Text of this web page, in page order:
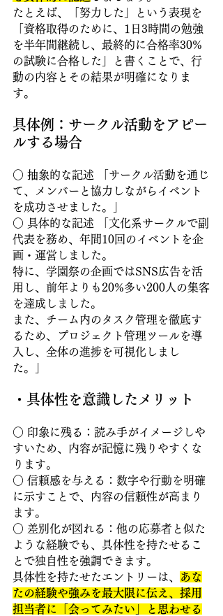
たとえば、「努力した」という表現を
「資格取得のために、1日3時間の勉強
を半年間継続し、最終的に合格率30%
の試験に合格した」と書くことで、行
動の内容とその結果が明確になりま
す。
具体例：サークル活動をアピー
ルする場合
○ 抽象的な記述 「サークル活動を通じ
て、メンバーと協力しながらイベント
を成功させました。」
○ 具体的な記述 「文化系サークルで副
代表を務め、年間10回のイベントを企
画・運営しました。
特に、学園祭の企画ではSNS広告を活
用し、前年よりも20%多い200人の集客
を達成しました。
また、チーム内のタスク管理を徹底す
るため、プロジェクト管理ツールを導
入し、全体の進捗を可視化しまし
た。」
・具体性を意識したメリット
○ 印象に残る：読み手がイメージしや
すいため、内容が記憶に残りやすくな
ります。
○ 信頼感を与える：数字や行動を明確
に示すことで、内容の信頼性が高まり
ます。
○ 差別化が図れる：他の応募者と似た
ような経験でも、具体性を持たせるこ
とで独自性を強調できます。
具体性を持たせたエントリーは、
あな
たの経験や強みを最大限に伝え、採用
担当者に「会ってみたい」と思わせる